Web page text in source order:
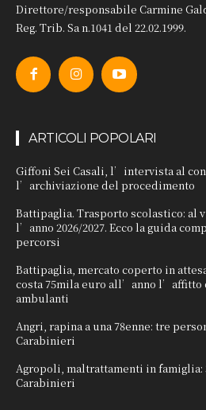
Direttore/responsabile Carmine
Reg. Trib. Sa n.1041 del 22.02.1999.
ARTICOLI POPOLARI
Giffoni Sei Casali, l’intervista al
l’archiviazione del procedimento
Battipaglia. Trasporto scolastico: al
l’anno 2026/2027. Ecco la guida
percorsi
Battipaglia, mercato coperto in
costa 75mila euro all’anno
ambulanti
Angri, rapina a una 78enne: tre
Carabinieri
Agropoli, maltrattamenti in famiglia:
Carabinieri